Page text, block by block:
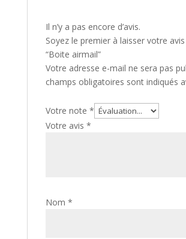
Il n’y a pas encore d’avis.
Soyez le premier à laisser votre
“Boite airmail”
Votre adresse e-mail ne sera pas
champs obligatoires sont indiqués
Votre note *
Votre avis *
Nom *